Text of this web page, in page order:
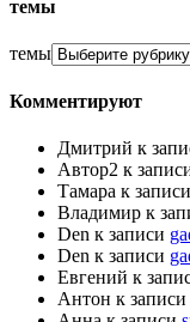
темы
темы
Комментируют
Дмитрий к
Автор2 к
Тамара к записи
Владимир к
Den к записи
Den к записи
Евгений к
Антон к записи